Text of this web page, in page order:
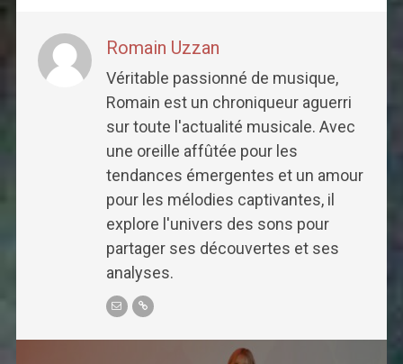
Romain Uzzan
Véritable passionné de musique,
Romain est un chroniqueur aguerri
sur toute l'actualité musicale. Avec
une oreille affûtée pour les
tendances émergentes et un amour
pour les mélodies captivantes, il
explore l'univers des sons pour
partager ses découvertes et ses
analyses.